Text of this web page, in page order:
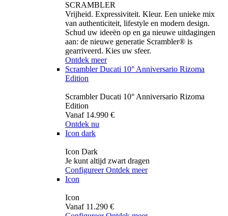
SCRAMBLER
Vrijheid. Expressiviteit. Kleur. Een unieke mix
van authenticiteit, lifestyle en modern design.
Schud uw ideeën op en ga nieuwe uitdagingen
aan: de nieuwe generatie Scrambler® is
gearriveerd. Kies uw sfeer.
Ontdek meer
Scrambler Ducati 10° Anniversario Rizoma
Edition
Scrambler Ducati 10° Anniversario Rizoma
Edition
Vanaf 14.990 €
Ontdek nu
Icon dark
Icon Dark
Je kunt altijd zwart dragen
Configureer Ontdek meer
Icon
Icon
Vanaf 11.290 €